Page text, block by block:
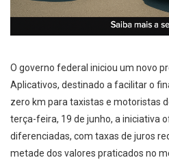
O governo federal iniciou um novo
Aplicativos, destinado a facilitar o
zero km para taxistas e motoristas
terça-feira, 19 de junho, a iniciativa
diferenciadas, com taxas de juros
metade dos valores praticados no